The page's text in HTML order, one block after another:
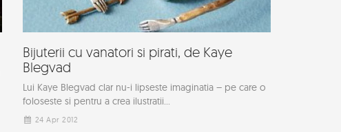
Bijuterii cu vanatori si pirati, de Kaye
Blegvad
Lui Kaye Blegvad clar nu-i lipseste imaginatia – pe care o
foloseste si pentru a crea ilustratii...
24 Apr 2012